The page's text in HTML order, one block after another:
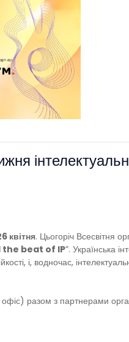
квітня. Цьогоріч Всесвітня
the beat of IP”. Українська
і, водночас,
офіс) разом з партнерами